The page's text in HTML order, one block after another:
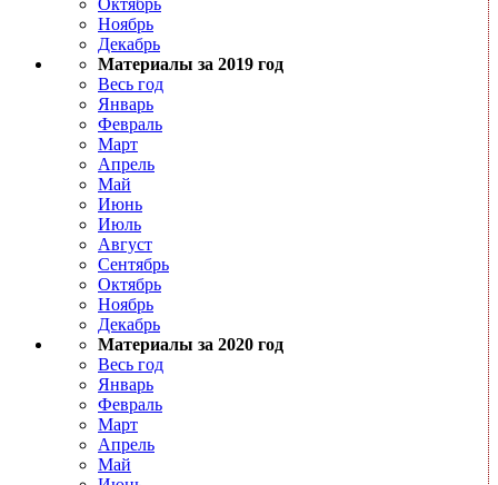
Октябрь
Ноябрь
Декабрь
Материалы за 2019 год
Весь год
Январь
Февраль
Март
Апрель
Май
Июнь
Июль
Август
Сентябрь
Октябрь
Ноябрь
Декабрь
Материалы за 2020 год
Весь год
Январь
Февраль
Март
Апрель
Май